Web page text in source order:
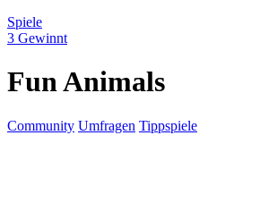
Spiele
3 Gewinnt
Fun Animals
Community Umfragen Tippspiele